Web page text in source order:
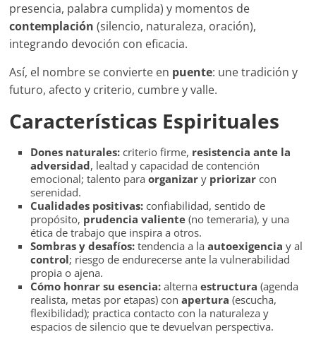
presencia, palabra cumplida) y momentos de
contemplación (silencio, naturaleza, oración),
integrando devoción con eficacia.
Así, el nombre se convierte en puente: une tradición y
futuro, afecto y criterio, cumbre y valle.
Características Espirituales
Dones naturales: criterio firme, resistencia ante la
adversidad, lealtad y capacidad de contención
emocional; talento paraorganizar y priorizar con
serenidad.
Cualidades positivas: confiabilidad, sentido de
propósito, prudencia valiente (no temeraria), y una
ética de trabajo que inspira a otros.
Sombras y desafíos: tendencia a laautoexigencia y al
control; riesgo de endurecerse ante la vulnerabilidad
propia o ajena.
Cómo honrar su esencia: alternaestructura (agenda
realista, metas por etapas) conapertura (escucha,
flexibilidad); practica contacto con la naturaleza y
espacios de silencio que te devuelvan perspectiva.